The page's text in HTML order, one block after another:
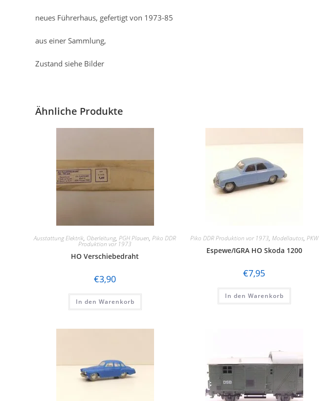
neues Führerhaus, gefertigt von 1973-85
aus einer Sammlung,
Zustand siehe Bilder
Ähnliche Produkte
Ausstattung Elektrik, Oberleitung, PGH Plauen, Piko DDR
Produktion vor 1973
HO Verschiebedraht
€3,90
In den Warenkorb
Piko DDR Produktion vor 1973, Modellautos, PKW
Espewe/IGRA HO Skoda 1200
€7,95
In den Warenkorb